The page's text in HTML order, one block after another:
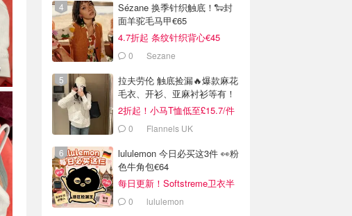
Sézane 换季针织触底！🐑封
面羊驼毛马甲€65
4.7折起 条纹针织背心€45
0 Sezane
拉夫劳伦 触底捡漏🔥爆款麻花
毛衣、开衫、亚麻衬衫等有！
2折起！小马T恤低至£15.7/件
0 Flannels UK
lululemon 今日必买这3件 👀粉
色牛角包€64
每日更新！Softstreme卫衣半
价 0 lululemon